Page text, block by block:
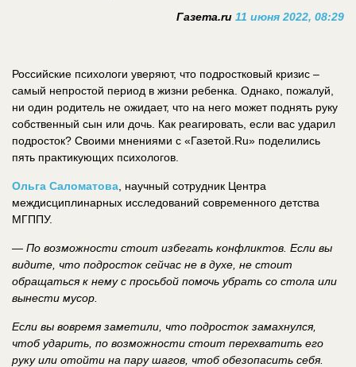
Газета.ru 11 июня 2022, 08:29
Российские психологи уверяют, что подростковый кризис –
самый непростой период в жизни ребенка. Однако, пожалуй,
ни один родитель не ожидает, что на него может поднять руку
собственный сын или дочь. Как реагировать, если вас ударил
подросток? Своими мнениями с «Газетой.Ru» поделились
пять практикующих психологов.
Ольга Саломатова , научный сотрудник Центра
междисциплинарных исследований современного детства
МГППУ.
— По возможности стоит избегать конфликтов. Если вы
видите, что подросток сейчас не в духе, не стоит
обращаться к нему с просьбой помочь убрать со стола или
вынести мусор.
Если вы вовремя заметили, что подросток замахнулся,
чтоб ударить, по возможности стоит перехватить его
руку или отойти на пару шагов, чтоб обезопасить себя.